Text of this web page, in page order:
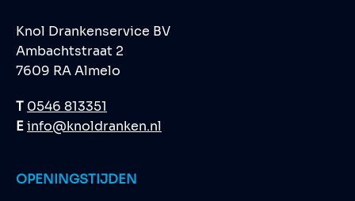
Knol Drankenservice BV
Ambachtstraat 2
7609 RA Almelo
T 0546 813351
Einfo@knoldranken.nl
OPENINGSTIJDEN